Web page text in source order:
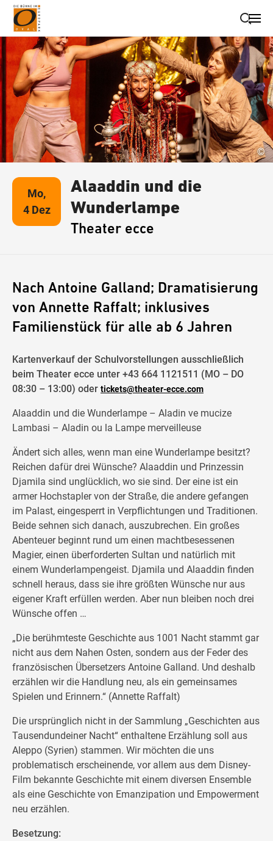
Suche schließen
Wegbeschreibung erhalten
©
Mo,
4 Dez
Alaaddin und die
Wunderlampe
Theater ecce
Nach Antoine Galland; Dramatisierung
von Annette Raffalt; inklusives
Familienstück für alle ab 6 Jahren
Kartenverkauf der Schulvorstellungen ausschließlich
beim Theater ecce unter +43 664 1121511 (MO – DO
08:30 – 13:00) oder tickets@theater-ecce.com
Alaaddin und die Wunderlampe – Aladin ve mucize
Lambasi – Aladin ou la Lampe merveilleuse
Ändert sich alles, wenn man eine Wunderlampe besitzt?
Reichen dafür drei Wünsche? Alaaddin und Prinzessin
Djamila sind unglücklich, wo sie sind. Der eine ist ein
armer Hochstapler von der Straße, die andere gefangen
im Palast, eingesperrt in Verpflichtungen und Traditionen.
Beide sehnen sich danach, auszubrechen. Ein großes
Abenteuer beginnt rund um einen machtbesessenen
Magier, einen überforderten Sultan und natürlich mit
einem Wunderlampengeist. Djamila und Alaaddin finden
schnell heraus, dass sie ihre größten Wünsche nur aus
eigener Kraft erfüllen werden. Aber nun bleiben noch drei
Wünsche offen …
„Die berühmteste Geschichte aus 1001 Nacht stammt gar
nicht aus dem Nahen Osten, sondern aus der Feder des
französischen Übersetzers Antoine Galland. Und deshalb
erzählen wir die Handlung neu, als ein gemeinsames
Spielen und Erinnern.“ (Annette Raffalt)
Die ursprünglich nicht in der Sammlung „Geschichten aus
Tausendundeiner Nacht“ enthaltene Erzählung soll aus
Aleppo (Syrien) stammen. Wir möchten die uns
problematisch erscheinende, vor allem aus dem Disney-
Film bekannte Geschichte mit einem diversen Ensemble
als eine Geschichte von Emanzipation und Empowerment
neu erzählen.
Besetzung: